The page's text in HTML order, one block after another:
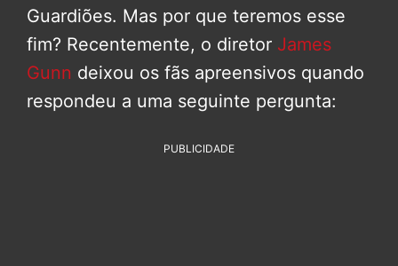
Guardiões. Mas por que teremos esse
fim? Recentemente, o diretor James
Gunn deixou os fãs apreensivos quando
respondeu a uma seguinte pergunta:
PUBLICIDADE